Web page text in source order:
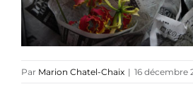
Références
Par Marion Chatel-Chaix | 16 décembre